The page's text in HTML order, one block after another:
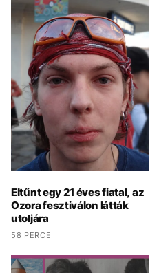
Eltűnt egy 21 éves fiatal, az
Ozora fesztiválon látták
utoljára
58 PERCE